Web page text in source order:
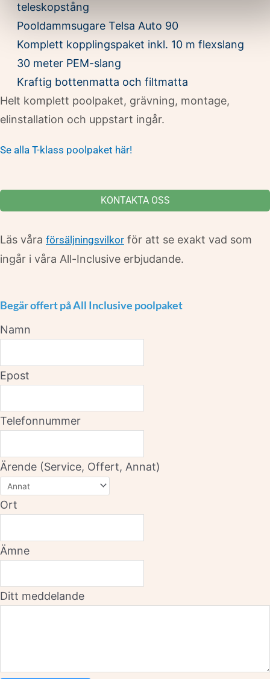
teleskopstång
Pooldammsugare Telsa Auto 90
Komplett kopplingspaket inkl. 10 m flexslang
30 meter PEM-slang
Kraftig bottenmatta och filtmatta
Helt komplett poolpaket, grävning, montage,
elinstallation och uppstart ingår.
Se alla T-klass poolpaket här!
KONTAKTA OSS
Läs våra försäljningsvilkor för att se exakt vad som
ingår i våra All-Inclusive erbjudande.
Begär offert på All Inclusive poolpaket
Namn
Epost
Telefonnummer
Ärende (Service, Offert, Annat)
Ort
Ämne
Ditt meddelande